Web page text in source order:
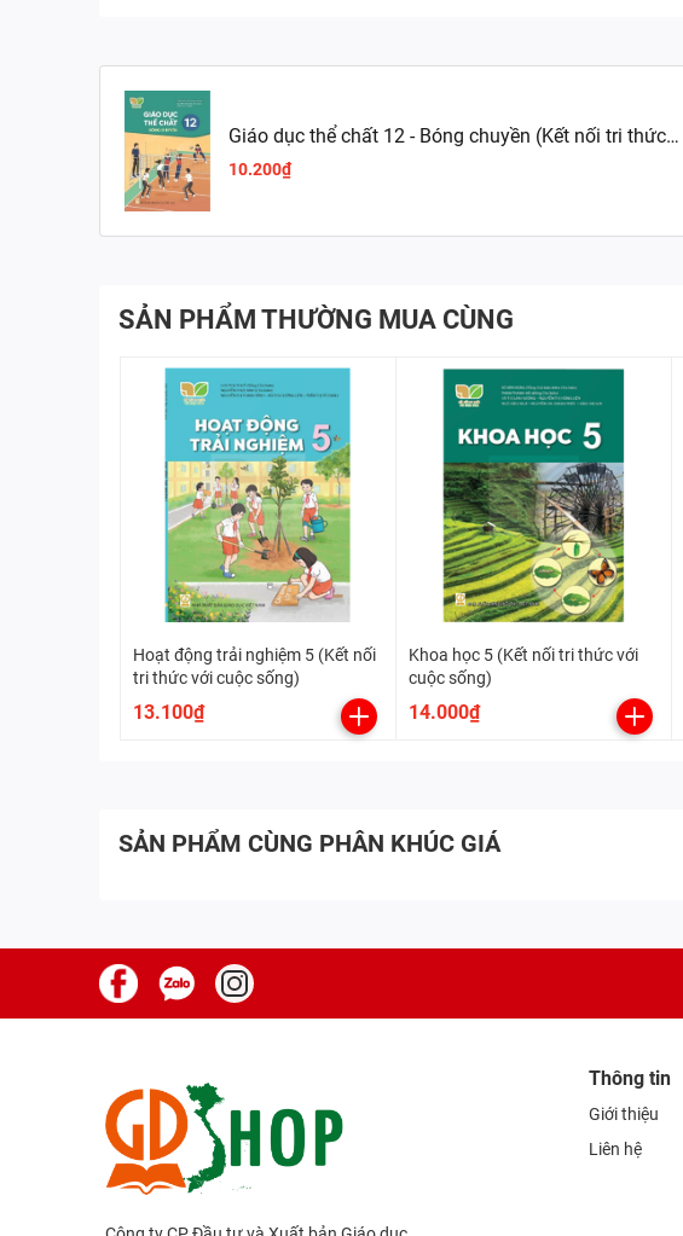
Giáo dục thể chất 12 - Bóng chuyền (Kết nối tri thức
với cuộc sống)
10.200₫
SẢN PHẨM THƯỜNG MUA CÙNG
Hoạt động trải nghiệm 5 (Kết nối
tri thức với cuộc sống)
13.100₫
Khoa học 5 (Kết nối tri thức với
cuộc sống)
14.000₫
SẢN PHẨM CÙNG PHÂN KHÚC GIÁ
Thông tin
Giới thiệu
Liên hệ